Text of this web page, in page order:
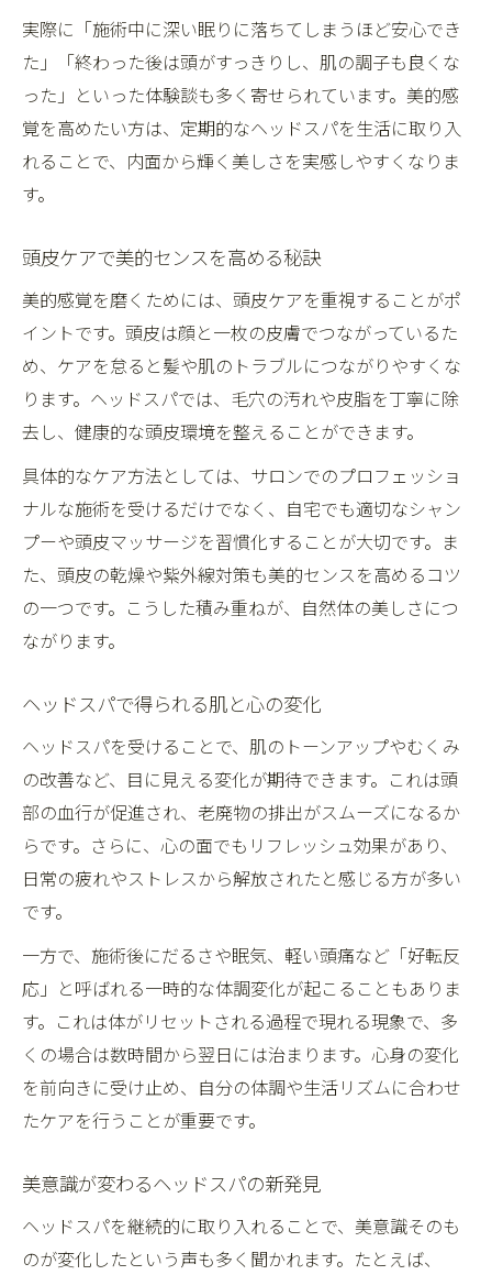
ヘッドスパのスッキリ感と心身のバランス
関係
もし施術後にだるさを感じたら知っておくべき
ポイント
施術後にだるさを感じた時の正しい対応策
ヘッドスパ後の体調変化と美的感覚の関係
だるさの原因とヘッドスパの効果的な対処
法
体質別に異なるヘッドスパの反応を理解す
る
ヘッドスパで得られる小顔や透明感アップの秘
密
ヘッドスパで実感する小顔効果のメカニズ
ム
透明感アップを叶えるヘッドスパの魅力
むくみ改善で美的感覚が高まるヘッドスパ
血行促進による美肌と小顔へのアプローチ
ヘッドスパで顔立ちが整う理由を解説
実際に「施術中に深い眠りに落ちてしまうほど安心でき
た」「終わった後は頭がすっきりし、肌の調子も良くな
った」といった体験談も多く寄せられています。美的感
覚を高めたい方は、定期的なヘッドスパを生活に取り入
れることで、内面から輝く美しさを実感しやすくなりま
す。
頭皮ケアで美的センスを高める秘訣
美的感覚を磨くためには、頭皮ケアを重視することがポ
イントです。頭皮は顔と一枚の皮膚でつながっているた
め、ケアを怠ると髪や肌のトラブルにつながりやすくな
ります。ヘッドスパでは、毛穴の汚れや皮脂を丁寧に除
去し、健康的な頭皮環境を整えることができます。
具体的なケア方法としては、サロンでのプロフェッショ
ナルな施術を受けるだけでなく、自宅でも適切なシャン
プーや頭皮マッサージを習慣化することが大切です。ま
た、頭皮の乾燥や紫外線対策も美的センスを高めるコツ
の一つです。こうした積み重ねが、自然体の美しさにつ
ながります。
ヘッドスパで得られる肌と心の変化
ヘッドスパを受けることで、肌のトーンアップやむくみ
の改善など、目に見える変化が期待できます。これは頭
部の血行が促進され、老廃物の排出がスムーズになるか
らです。さらに、心の面でもリフレッシュ効果があり、
日常の疲れやストレスから解放されたと感じる方が多い
です。
一方で、施術後にだるさや眠気、軽い頭痛など「好転反
応」と呼ばれる一時的な体調変化が起こることもありま
す。これは体がリセットされる過程で現れる現象で、多
くの場合は数時間から翌日には治まります。心身の変化
を前向きに受け止め、自分の体調や生活リズムに合わせ
たケアを行うことが重要です。
美意識が変わるヘッドスパの新発見
ヘッドスパを継続的に取り入れることで、美意識そのも
のが変化したという声も多く聞かれます。たとえば、